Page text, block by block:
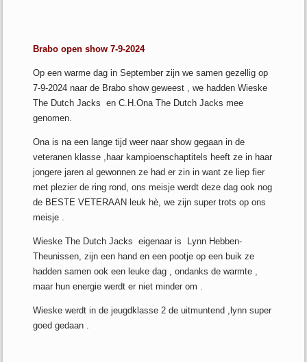
Brabo open show 7-9-2024
Op een warme dag in September zijn we samen gezellig op
7-9-2024 naar de Brabo show geweest , we hadden Wieske
The Dutch Jacks en C.H.Ona The Dutch Jacks mee
genomen.
Ona is na een lange tijd weer naar show gegaan in de
veteranen klasse ,haar kampioenschaptitels heeft ze in haar
jongere jaren al gewonnen ze had er zin in want ze liep fier
met plezier de ring rond, ons meisje werdt deze dag ook nog
de BESTE VETERAAN leuk hè, we zijn super trots op ons
meisje .
Wieske The Dutch Jacks eigenaar is Lynn Hebben-
Theunissen, zijn een hand en een pootje op een buik ze
hadden samen ook een leuke dag , ondanks de warmte ,
maar hun energie werdt er niet minder om .
Wieske werdt in de jeugdklasse 2 de uitmuntend ,lynn super
goed gedaan .